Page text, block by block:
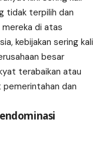
tidak terpilih dan
di atas
kebijakan sering kali
besar
terabaikan atau
dan